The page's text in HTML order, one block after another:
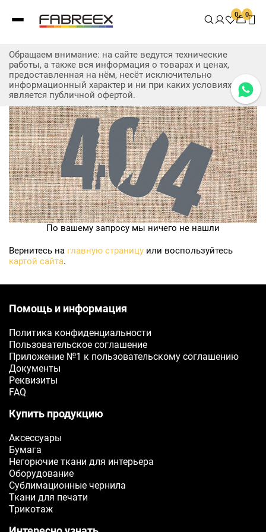
0 0
Обращаем внимание: на сайте ведутся технические
работы, а также вся информация о товарах и ценах,
предоставленная на нём, несёт исключительно
информационный характер и ни при каких условиях не
является публичной офертой.
По вашему запросу мы ничего не нашли
Вернитесь на главную страницу или воспользуйтесь
картой сайта.
Помощь и информация
Политика конфиденциальности
Пользовательское соглашение
Приложение №1 к пользовательскому соглашению
Документы
Реквизиты
FAQ
Купить продукцию
Аксессуары
Бумага
Негорючие ткани для интерьера
Оборудование
Сублимационные чернила
Ткани для печати
Трикотаж